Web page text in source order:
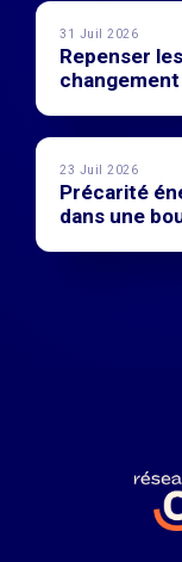
31 Juil 2026
Repenser
23 Juil 2026
Précarité
dans une